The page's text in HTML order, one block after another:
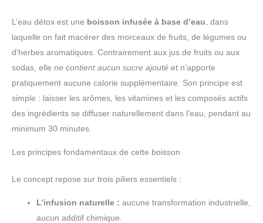
L’eau détox est une boisson infusée à base d’eau , dans
laquelle on fait macérer des morceaux de fruits, de légumes ou
d’herbes aromatiques. Contrairement aux jus de fruits ou aux
sodas, elle ne contient aucun sucre ajouté et n’apporte
pratiquement aucune calorie supplémentaire. Son principe est
simple : laisser les arômes, les vitamines et les composés actifs
des ingrédients se diffuser naturellement dans l’eau, pendant au
minimum 30 minutes.
Les principes fondamentaux de cette boisson
Le concept repose sur trois piliers essentiels :
L’infusion naturelle : aucune transformation industrielle,
aucun additif chimique.